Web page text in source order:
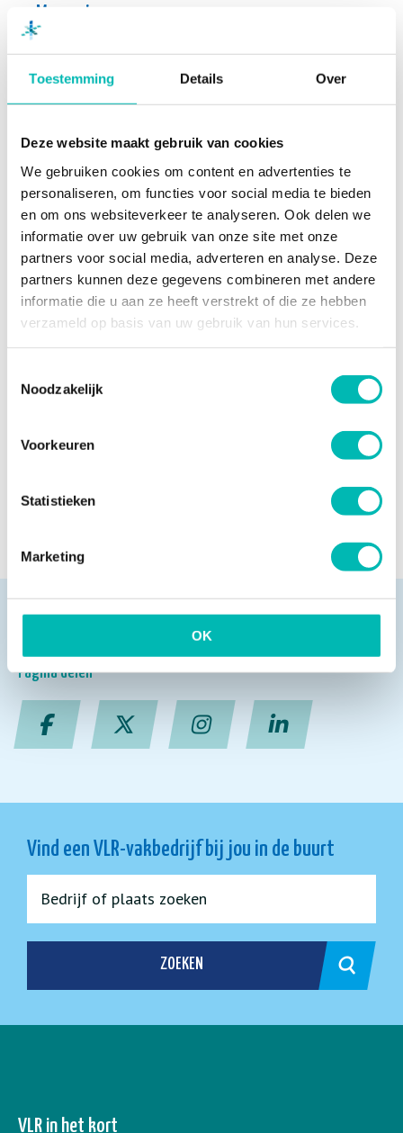
Toestemming Details Over
Deze website maakt gebruik van cookies
We gebruiken cookies om content en advertenties te
personaliseren, om functies voor social media te bieden
en om ons websiteverkeer te analyseren. Ook delen we
informatie over uw gebruik van onze site met onze
partners voor social media, adverteren en analyse. Deze
partners kunnen deze gegevens combineren met andere
informatie die u aan ze heeft verstrekt of die ze hebben
verzameld op basis van uw gebruik van hun services.
Noodzakelijk
Voorkeuren
Statistieken
Marketing
OK
Meer nieuws
6 AUGUSTUS 2026
Orona neemt UP over en
versterkt positie in
Nederlandse liftenmarkt
13 JULI 2026
Pagina delen
Vind een VLR-vakbedrijf bij jou in de buurt
ZOEKEN
VLR in het kort